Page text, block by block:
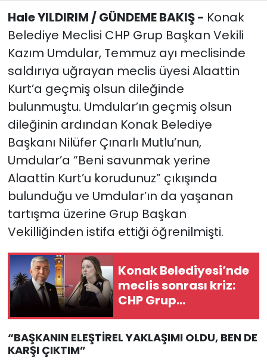
Hale YILDIRIM / GÜNDEME BAKIŞ - Konak
Belediye Meclisi CHP Grup Başkan Vekili
Kazım Umdular, Temmuz ayı meclisinde
saldırıya uğrayan meclis üyesi Alaattin
Kurt’a geçmiş olsun dileğinde
bulunmuştu. Umdular’ın geçmiş olsun
dileğinin ardından Konak Belediye
Başkanı Nilüfer Çınarlı Mutlu’nun,
Umdular’a “Beni savunmak yerine
Alaattin Kurt’u korudunuz” çıkışında
bulunduğu ve Umdular’ın da yaşanan
tartışma üzerine Grup Başkan
Vekilliğinden istifa ettiği öğrenilmişti.
Konak Belediyesi’nde
meclis sonrası kriz:
CHP Grup
Başkanvekili
Umdular istifa etti
“BAŞKANIN ELEŞTİREL YAKLAŞIMI OLDU, BEN DE
KARŞI ÇIKTIM”
YEREL YÖNETİMLER
Yurt